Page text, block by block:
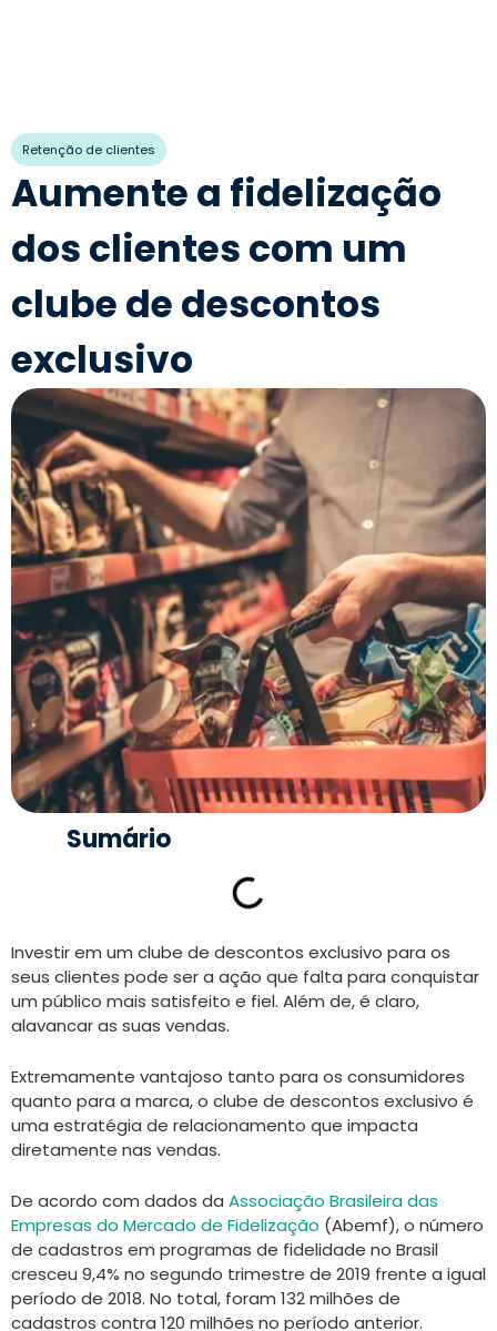
Retenção de clientes
Aumente a fidelização
dos clientes com um
clube de descontos
exclusivo
Sumário
Investir em um clube de descontos exclusivo para os
seus clientes pode ser a ação que falta para conquistar
um público mais satisfeito e fiel. Além de, é claro,
alavancar as suas vendas.
Extremamente vantajoso tanto para os consumidores
quanto para a marca, o clube de descontos exclusivo é
uma estratégia de relacionamento que impacta
diretamente nas vendas.
De acordo com dados da Associação Brasileira das
Empresas do Mercado de Fidelização (Abemf), o número
de cadastros em programas de fidelidade no Brasil
cresceu 9,4% no segundo trimestre de 2019 frente a igual
período de 2018. No total, foram 132 milhões de
cadastros contra 120 milhões no período anterior.